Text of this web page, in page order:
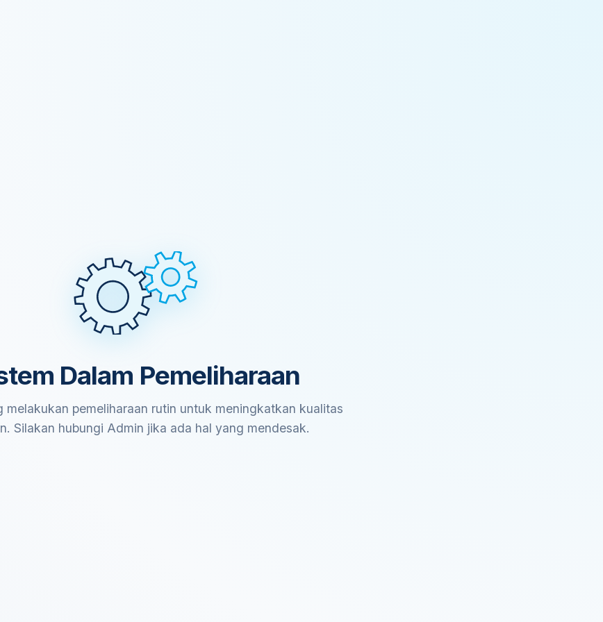
Dalam Pemeliharaan
melakukan pemeliharaan rutin untuk meningkatkan kualitas
Silakan hubungi Admin jika ada hal yang mendesak.